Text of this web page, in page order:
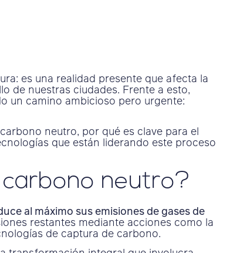
es una realidad presente que afecta la
de nuestras ciudades. Frente a esto,
un camino ambicioso pero urgente:
neutro, por qué es clave para el
que están liderando este proceso
neutro?
al máximo sus emisiones de gases de
restantes mediante acciones como la
de captura de carbono.